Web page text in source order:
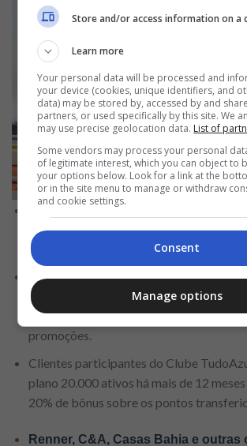
Clientes Clube TudoAzul ativos há pelo
recebem mais 5% de bônus juntamente
transferidos, cumulativos com
Clientes Clube TudoAzul 1.000, 3.000
pelo menos 12 meses recebem mais 10%
juntamente com os pontos transferidos,
promoções.
Clientes participantes do Clube
plano 20.000 ativos há mais de 12
20% de bônus sobre os pontos
Renner, C&A, Casas Bahia e outras
Store and/or access information on a
Learn more
Your personal data will be processed and
your device (cookies, unique identifiers, and
data) may be stored by, accessed by and
partners, or used specifically by this site. We
may use precise geolocation data. List of
Some vendors may process your personal
of legitimate interest, which you can object to
your options below. Look for a link at the
or in the site menu to manage or withdraw
and cookie settings.
Consent
Manage options